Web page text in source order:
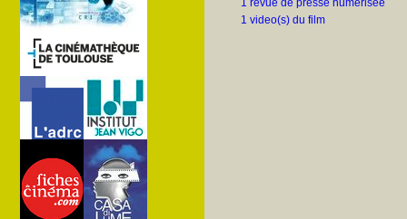
1 revue de presse numérisée
1 video(s) du film